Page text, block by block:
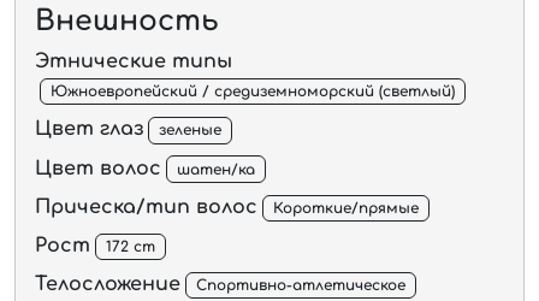
Внешность
Этнические типы
Южноевропейский / средиземноморский (светлый)
Цвет глаз зеленые
Цвет волос шатен/ка
Прическа/тип волос Короткие/прямые
Рост 172 cm
Телосложение Спортивно-атлетическое